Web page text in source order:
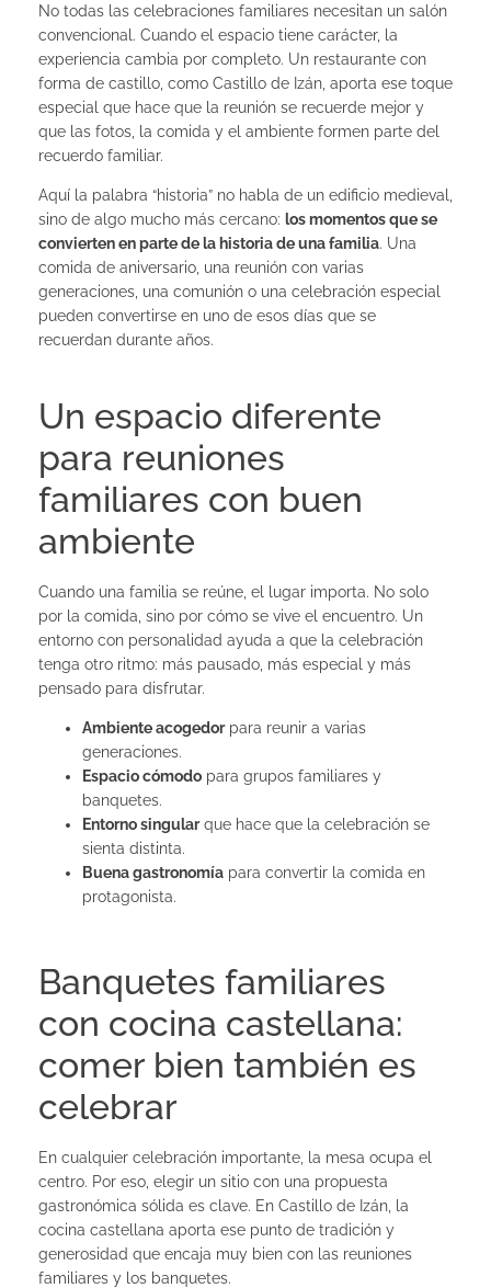
No todas las celebraciones familiares necesitan un salón
convencional. Cuando el espacio tiene carácter, la
experiencia cambia por completo. Un restaurante con
forma de castillo, como Castillo de Izán, aporta ese toque
especial que hace que la reunión se recuerde mejor y
que las fotos, la comida y el ambiente formen parte del
recuerdo familiar.
Aquí la palabra “historia” no habla de un edificio medieval,
sino de algo mucho más cercano: los momentos que se
convierten en parte de la historia de una familia. Una
comida de aniversario, una reunión con varias
generaciones, una comunión o una celebración especial
pueden convertirse en uno de esos días que se
recuerdan durante años.
Un espacio diferente
para reuniones
familiares con buen
ambiente
Cuando una familia se reúne, el lugar importa. No solo
por la comida, sino por cómo se vive el encuentro. Un
entorno con personalidad ayuda a que la celebración
tenga otro ritmo: más pausado, más especial y más
pensado para disfrutar.
Ambiente acogedorpara reunir a varias
generaciones.
Espacio cómodo para grupos familiares y
banquetes.
Entorno singularque hace que la celebración se
sienta distinta.
Buena gastronomía para convertir la comida en
protagonista.
Banquetes familiares
con cocina castellana:
comer bien también es
celebrar
En cualquier celebración importante, la mesa ocupa el
centro. Por eso, elegir un sitio con una propuesta
gastronómica sólida es clave. En Castillo de Izán, la
cocina castellana aporta ese punto de tradición y
generosidad que encaja muy bien con las reuniones
familiares y los banquetes.